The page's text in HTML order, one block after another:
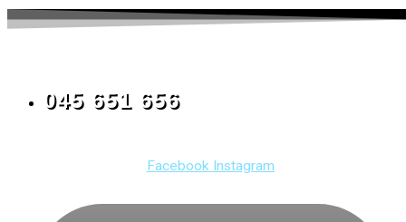
045 651 656
Facebook Instagram